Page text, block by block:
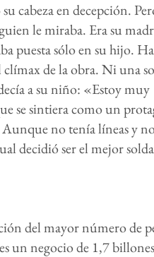
cabeza en decepción.
le miraba. Era su
puesta sólo en su hijo.
clímax de la obra. Ni una
a su niño: «Estoy muy
se sintiera como un
Aunque no tenía líneas y
decidió ser el mejor
del mayor número de
un negocio de 1,7